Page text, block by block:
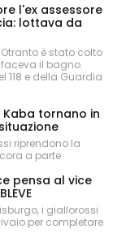
l'ex assessore
lottava da
è stato colto
il bagno.
118 e della Guardia
Kaba tornano in
riprendono la
a parte
pensa al vice
i giallorossi
per completare